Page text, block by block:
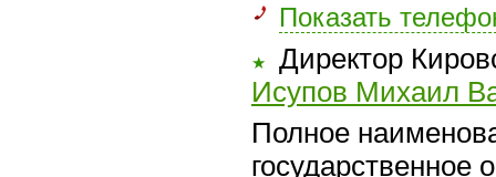
Показать
★
Директор
Исупов Михаил
Полное
государственное